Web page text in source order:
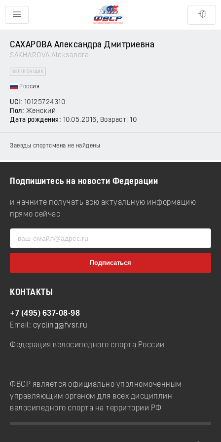
САХАРОВА Александра Дмитриевна
SAKHAROVA Aleksandra
ВЕЛОГОНЩИК
Россия
UCI: 10125724310
Пол: Женский
Дата рождения: 10.05.2016, Возраст: 10
Заезды спортсмена не найдены
Подпишитесь на новости Федерации
и начните получать всю актуальную информацию
прямо сейчас
КОНТАКТЫ
+7 (495) 637-08-98
Email: cycling@fvsr.ru
Федерация велосипедного спорта России
ФВСР является официально уполномоченным
управляющим органом для всех дисциплин
велосипедного спорта на территории РФ